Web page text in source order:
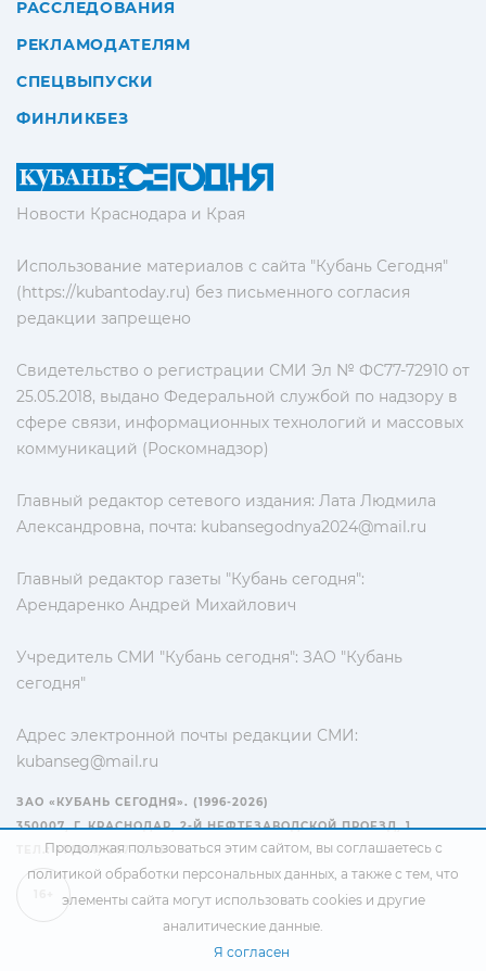
Новости Краснодара и Края
Использование материалов с сайта "Кубань Сегодня"
(https://kubantoday.ru) без письменного согласия
редакции запрещено
Свидетельство о регистрации СМИ Эл № ФС77-72910 от
25.05.2018, выдано Федеральной службой по надзору в
сфере связи, информационных технологий и массовых
коммуникаций (Роскомнадзор)
Главный редактор сетевого издания: Лата Людмила
Александровна, почта: kubansegodnya2024@mail.ru
Главный редактор газеты "Кубань сегодня":
Арендаренко Андрей Михайлович
Учредитель СМИ "Кубань сегодня": ЗАО "Кубань
сегодня"
Адрес электронной почты редакции СМИ:
kubanseg@mail.ru
РАССЛЕДОВАНИЯ
РЕКЛАМОДАТЕЛЯМ
СПЕЦВЫПУСКИ
ФИНЛИКБЕЗ
ЗАО «КУБАНЬ СЕГОДНЯ». (1996-2026)
350007, Г. КРАСНОДАР, 2-Й НЕФТЕЗАВОДСКОЙ ПРОЕЗД, 1
ТЕЛ.: +7(861) 267-15-15
Продолжая пользоваться этим сайтом, вы соглашаетесь с
политикой обработки персональных данных, а также с тем, что
элементы сайта могут использовать cookies и другие
аналитические данные.
Я согласен